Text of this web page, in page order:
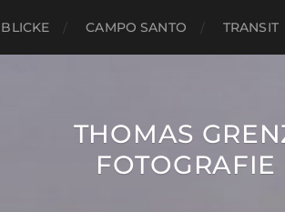
CAMPO SANTO TRANSIT
THOMAS
FOTOGRAFIE